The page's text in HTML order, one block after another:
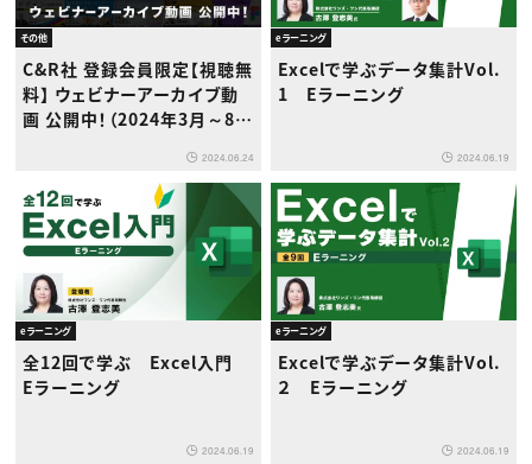
プロフェッショナル×つながる×メディア
その他
C&R社 登録会員限定【視聴無
料】 ウェビナーアーカイブ動
画 公開中！（2024年3月～8月
2024.06.24
eラーニング
Excelで学ぶデータ集計Vol.
1 Eラーニング
2024.06.19
eラーニング
全12回で学ぶ Excel入門
Eラーニング
2024.06.19
eラーニング
Excelで学ぶデータ集計Vol.
２ Eラーニング
2024.06.19